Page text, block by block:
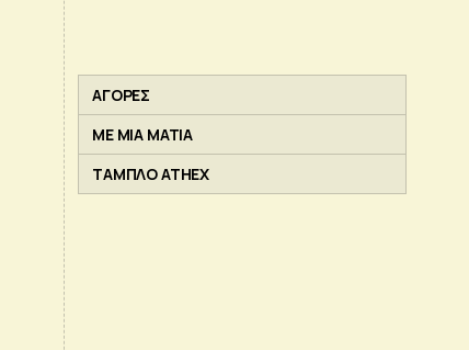
ΑΓΟΡΕΣ
ΜΕ ΜΙΑ ΜΑΤΙΑ
ΤΑΜΠΛΟ ATHEX